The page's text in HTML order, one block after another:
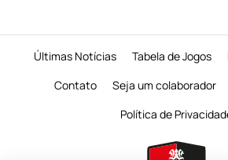
Últimas Notícias Tabela de Jogos
Contato
Seja um colaborador
Política de